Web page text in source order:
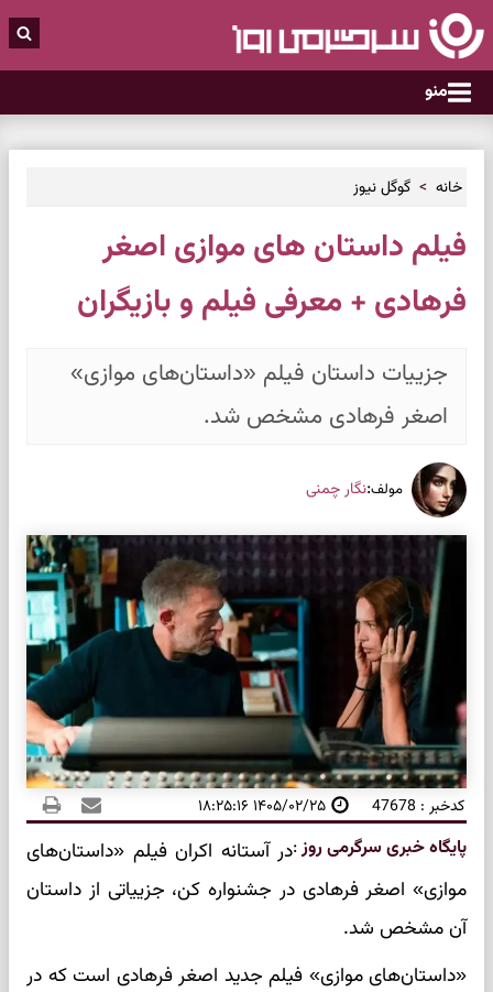
منو
خانه گوگل نیوز
فیلم داستان های موازی اصغر
فرهادی + معرفی فیلم و بازیگران
جزییات داستان فیلم «داستان‌های موازی»
اصغر فرهادی مشخص شد.
مولف:نگار چمنی
کدخبر : 47678 ۱۴۰۵/۰۲/۲۵ ۱۸:۲۵:۱۶
پایگاه خبری سرگرمی روز:در آستانه اکران فیلم «داستان‌های
موازی» اصغر فرهادی در جشنواره کن، جزییاتی از داستان
آن مشخص شد.
«داستان‌های موازی» فیلم جدید اصغر فرهادی است که در